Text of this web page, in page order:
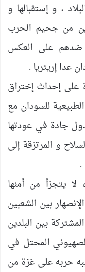
، و إستقبالها و
من جحيم الحرب
ضدهم على العكس
عدا إريتريا .
على إحداث إختراق
للسودان مع
جادة في عودتها
و المرتزقة إلى
.
يتجزأ من أمنها
بين الشعبين
بين البلدين
المحتل في
حربه على غزة من